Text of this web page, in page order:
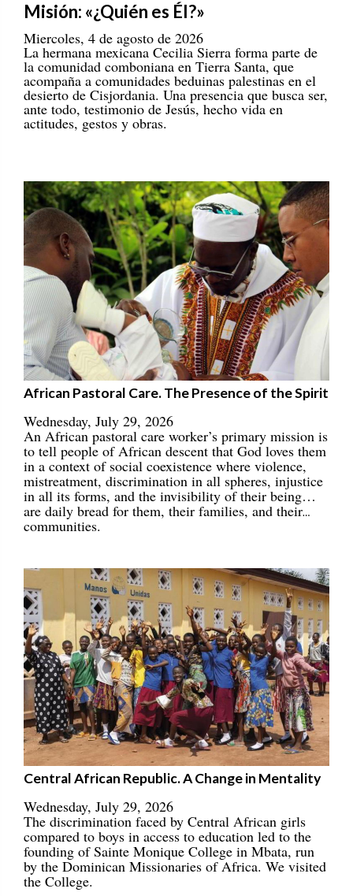
Misión: «¿Quién es Él?»
Miercoles, 4 de agosto de 2026
La hermana mexicana Cecilia Sierra forma parte de
la comunidad comboniana en Tierra Santa, que
acompaña a comunidades beduinas palestinas en el
desierto de Cisjordania. Una presencia que busca ser,
ante todo, testimonio de Jesús, hecho vida en
actitudes, gestos y obras.
African Pastoral Care. The Presence of the Spirit
Wednesday, July 29, 2026
An African pastoral care worker’s primary mission is
to tell people of African descent that God loves them
in a context of social coexistence where violence,
mistreatment, discrimination in all spheres, injustice
in all its forms, and the invisibility of their being…
are daily bread for them, their families, and their
communities.
Central African Republic. A Change in Mentality
Wednesday, July 29, 2026
The discrimination faced by Central African girls
compared to boys in access to education led to the
founding of Sainte Monique College in Mbata, run
by the Dominican Missionaries of Africa. We visited
the College.